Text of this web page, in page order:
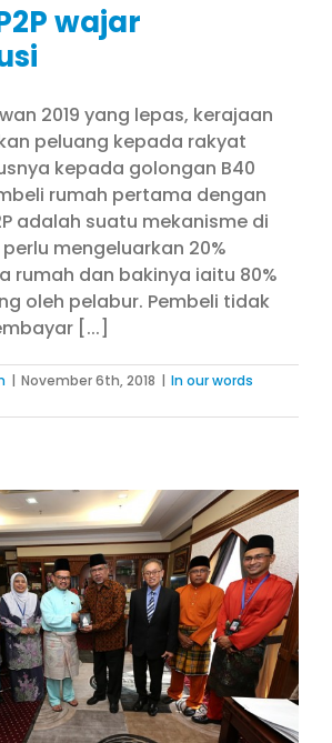
wajar
2019 yang lepas, kerajaan
peluang kepada rakyat
kepada golongan B40
rumah pertama dengan
adalah suatu mekanisme di
mengeluarkan 20%
rumah dan bakinya iaitu 80%
oleh pelabur. Pembeli tidak
[...]
| November 6th, 2018 | In our words